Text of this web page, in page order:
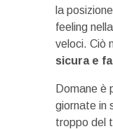
la
feeling
veloci. Ciò
sicura e
Domane è
giornate in
troppo del